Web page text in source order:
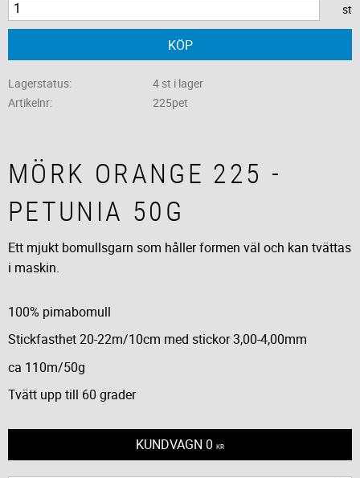
st
KÖP
Lagerstatus
4 st i lager
Artikelnr
225pet
MÖRK ORANGE 225 -
PETUNIA 50G
Ett mjukt bomullsgarn som håller formen väl och kan tvättas
i maskin.
100% pimabomull
Stickfasthet 20-22m/10cm med stickor 3,00-4,00mm
ca 110m/50g
Tvätt upp till 60 grader
KUNDVAGN 0 KR